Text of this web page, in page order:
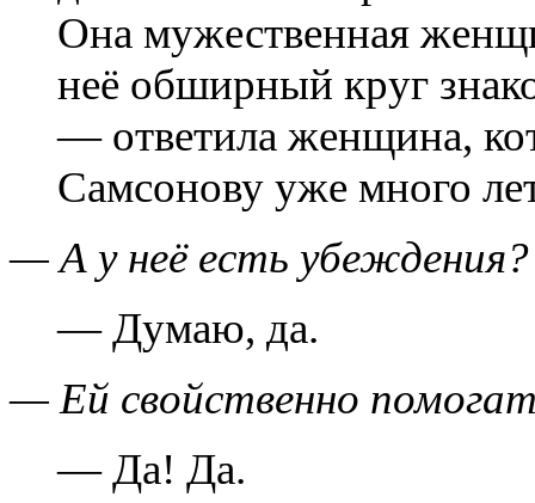
Она мужественная
неё обширный круг
— ответила женщина,
Самсонову уже много
— А у неё есть
— Думаю, да.
— Ей свойственно
— Да! Да.